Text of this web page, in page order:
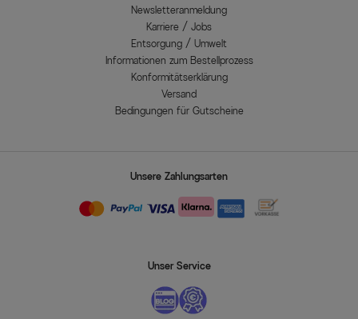
Newsletteranmeldung
Karriere / Jobs
Entsorgung / Umwelt
Informationen zum Bestellprozess
Konformitätserklärung
Versand
Bedingungen für Gutscheine
Unsere Zahlungsarten
Unser Service